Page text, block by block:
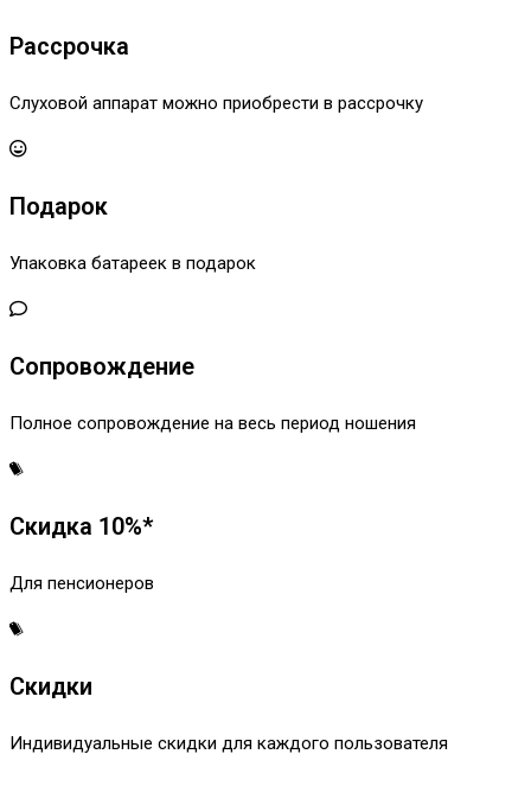
Рассрочка
Слуховой аппарат можно приобрести в рассрочку
Подарок
Упаковка батареек в подарок
Сопровождение
Полное сопровождение на весь период ношения
Скидка 10%*
Для пенсионеров
Скидки
Индивидуальные скидки для каждого пользователя